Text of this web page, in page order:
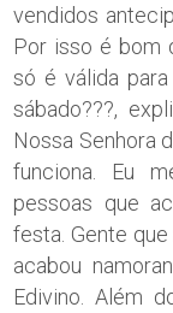
vendidos
Por isso é bom
só é válida
sábado???,
Nossa Senhora
funciona. Eu
pessoas que
festa. Gente
acabou
Edivino. Além